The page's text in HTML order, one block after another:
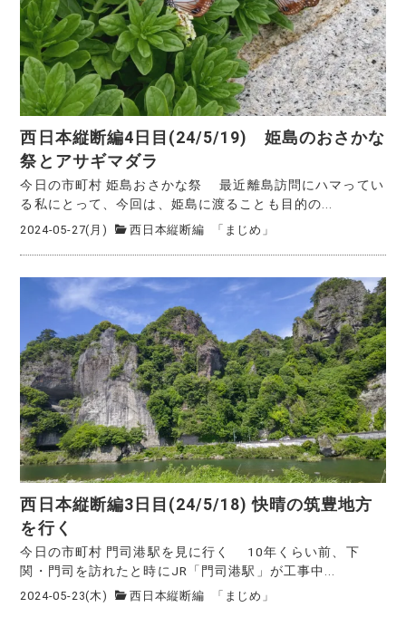
西日本縦断編4日目(24/5/19) 姫島のおさかな
祭とアサギマダラ
今日の市町村 姫島おさかな祭 最近離島訪問にハマってい
る私にとって、今回は、姫島に渡ることも目的の...
2024-05-27(月) 西日本縦断編 「まじめ」
西日本縦断編3日目(24/5/18) 快晴の筑豊地方
を行く
今日の市町村 門司港駅を見に行く 10年くらい前、下
関・門司を訪れたと時にJR「門司港駅」が工事中...
2024-05-23(木) 西日本縦断編 「まじめ」